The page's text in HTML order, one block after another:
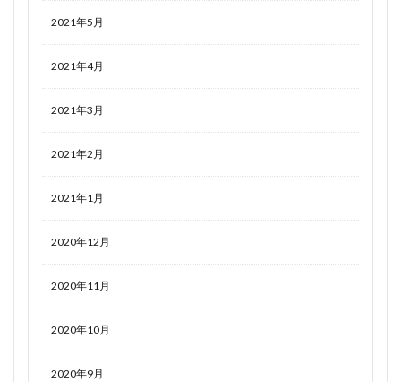
2021年5月
2021年4月
2021年3月
2021年2月
2021年1月
2020年12月
2020年11月
2020年10月
2020年9月